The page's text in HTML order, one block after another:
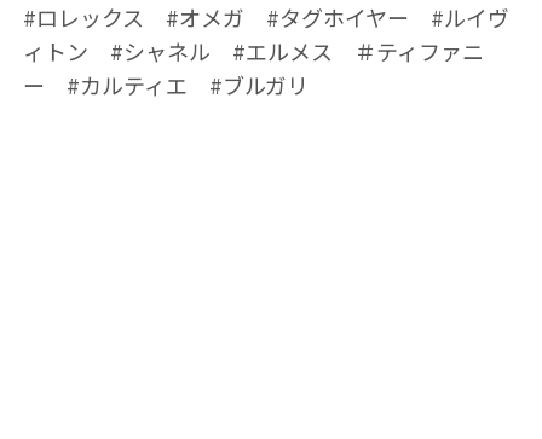
#ロレックス #オメガ #タグホイヤー #ルイヴ
ィトン #シャネル #エルメス ＃ティファニ
ー #カルティエ #ブルガリ